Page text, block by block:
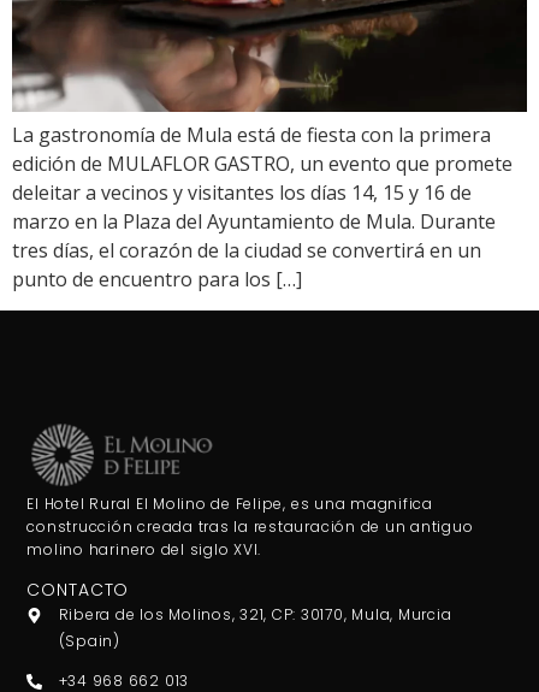
La gastronomía de Mula está de fiesta con la primera
edición de MULAFLOR GASTRO, un evento que promete
deleitar a vecinos y visitantes los días 14, 15 y 16 de
marzo en la Plaza del Ayuntamiento de Mula. Durante
tres días, el corazón de la ciudad se convertirá en un
punto de encuentro para los […]
El Hotel Rural El Molino de Felipe, es una magnifica
construcción creada tras la restauración de un antiguo
molino harinero del siglo XVI.
CONTACTO
Ribera de los Molinos, 321, CP: 30170, Mula, Murcia
(Spain)
+34 968 662 013